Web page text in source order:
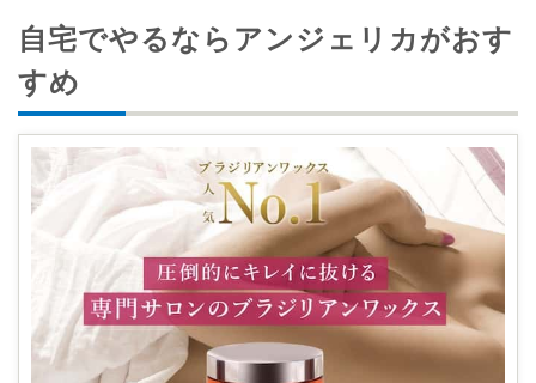
自宅でやるならアンジェリカがおす
すめ